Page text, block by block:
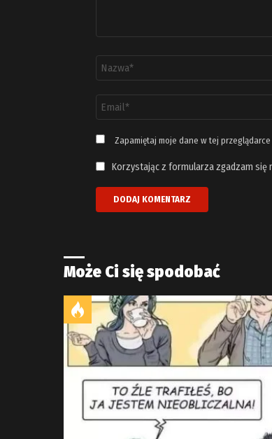
email
*
Zapamiętaj moje dane w tej
Korzystając z formularza zgadzam się
Może Ci się spodobać